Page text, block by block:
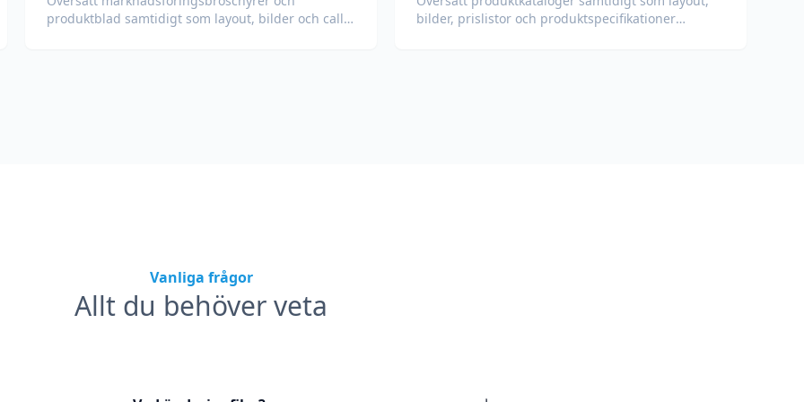
produktblad samtidigt som layout, bilder och call-
bilder, prislistor och produktspecifikationer
Vanliga frågor
Allt du behöver veta